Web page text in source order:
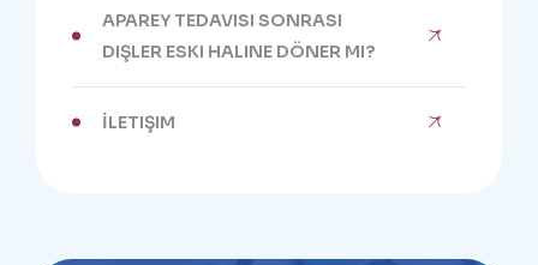
APAREY TEDAVISI SONRASI
DIŞLER ESKI HALINE DÖNER MI?
İLETIŞIM